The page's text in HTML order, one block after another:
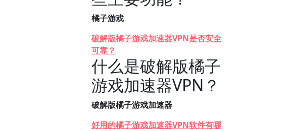
橘子游戏
破解版橘子游戏加速器VPN是否安全
可靠？
什么是破解版橘子
游戏加速器VPN？
破解版橘子游戏加速器
好用的橘子游戏加速器VPN软件有哪